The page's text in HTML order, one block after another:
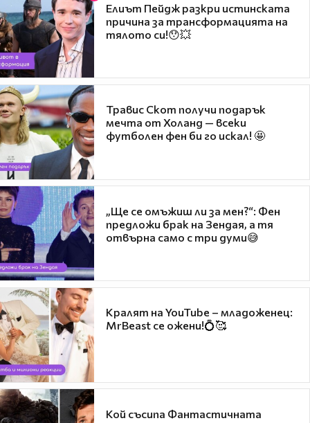
Елиът Пейдж разкри истинската
причина за трансформацията на
тялото си!😯💥
Травис Скот получи подарък
мечта от Холанд — всеки
футболен фен би го искал! 🤩
„Ще се омъжиш ли за мен?“: Фен
предложи брак на Зендая, а тя
отвърна само с три думи😅
Кралят на YouTube – младоженец:
MrBeast се ожени!💍🥰
Кой съсипа Фантастичната